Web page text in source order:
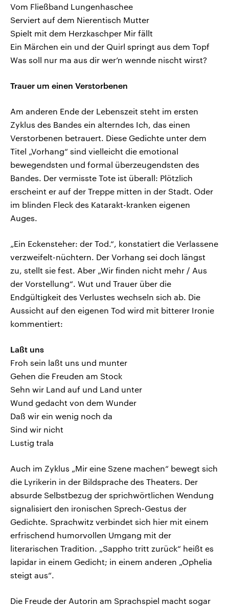
Vom Fließband Lungenhaschee
Serviert auf dem Nierentisch Mutter
Spielt mit dem Herzkaschper Mir fällt
Ein Märchen ein und der Quirl springt aus dem Topf
Was soll nur ma aus dir wer’n wennde nischt wirst?
Trauer um einen Verstorbenen
Am anderen Ende der Lebenszeit steht im ersten
Zyklus des Bandes ein alterndes Ich, das einen
Verstorbenen betrauert. Diese Gedichte unter dem
Titel „Vorhang“ sind vielleicht die emotional
bewegendsten und formal überzeugendsten des
Bandes. Der vermisste Tote ist überall: Plötzlich
erscheint er auf der Treppe mitten in der Stadt. Oder
im blinden Fleck des Katarakt-kranken eigenen
Auges.
„Ein Eckensteher: der Tod.“, konstatiert die Verlassene
verzweifelt-nüchtern. Der Vorhang sei doch längst
zu, stellt sie fest. Aber „Wir finden nicht mehr / Aus
der Vorstellung“. Wut und Trauer über die
Endgültigkeit des Verlustes wechseln sich ab. Die
Aussicht auf den eigenen Tod wird mit bitterer Ironie
kommentiert:
Laßt uns
Froh sein laßt uns und munter
Gehen die Freuden am Stock
Sehn wir Land auf und Land unter
Wund gedacht von dem Wunder
Daß wir ein wenig noch da
Sind wir nicht
Lustig trala
Auch im Zyklus „Mir eine Szene machen“ bewegt sich
die Lyrikerin in der Bildsprache des Theaters. Der
absurde Selbstbezug der sprichwörtlichen Wendung
signalisiert den ironischen Sprech-Gestus der
Gedichte. Sprachwitz verbindet sich hier mit einem
erfrischend humorvollen Umgang mit der
literarischen Tradition. „Sappho tritt zurück“ heißt es
lapidar in einem Gedicht; in einem anderen „Ophelia
steigt aus“.
Die Freude der Autorin am Sprachspiel macht sogar